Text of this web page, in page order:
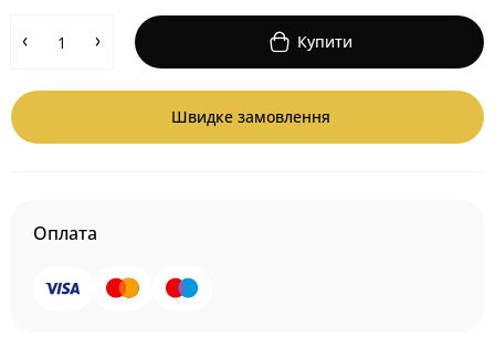
Купити
Швидке замовлення
Оплата